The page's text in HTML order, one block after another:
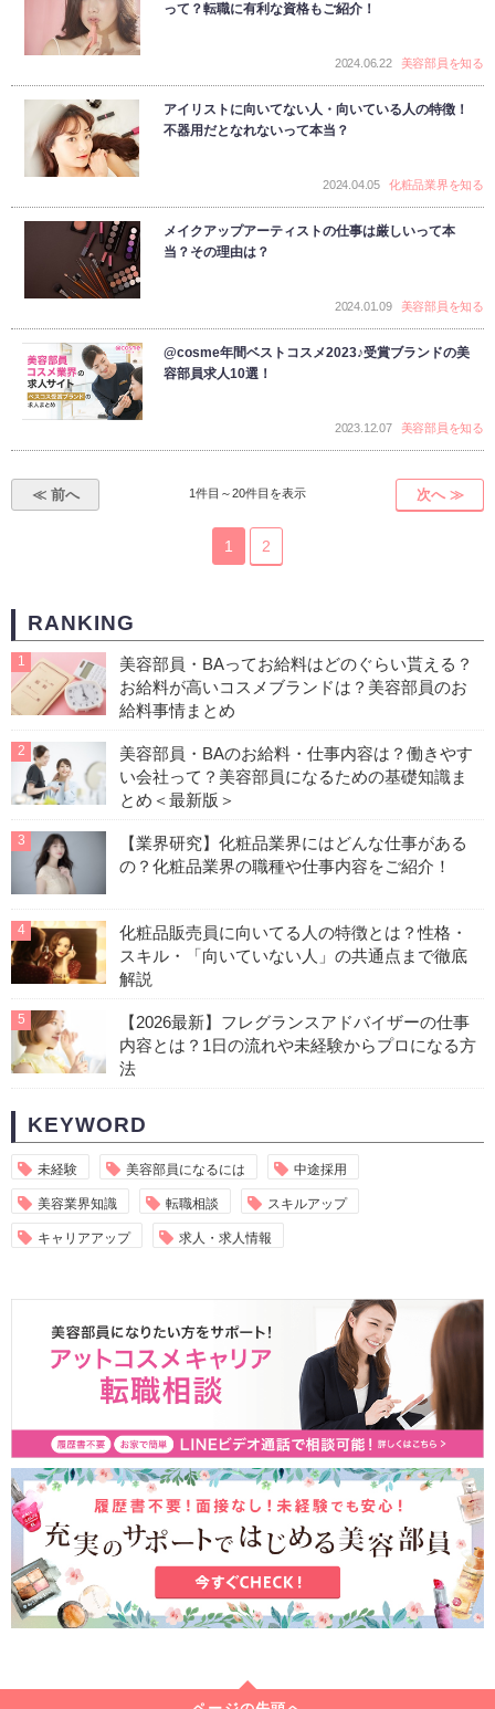
って？転職に有利な資格もご紹介！
2024.06.22 美容部員を知る
アイリストに向いてない人・向いている人の特徴！
不器用だとなれないって本当？
2024.04.05 化粧品業界を知る
メイクアップアーティストの仕事は厳しいって本
当？その理由は？
2024.01.09 美容部員を知る
@cosme年間ベストコスメ2023♪受賞ブランドの美
容部員求人10選！
2023.12.07 美容部員を知る
≪ 前へ 1件目～20件目を表示 次へ ≫
1 2
RANKING
1
美容部員・BAってお給料はどのぐらい貰える？
お給料が高いコスメブランドは？美容部員のお
給料事情まとめ
2
美容部員・BAのお給料・仕事内容は？働きやす
い会社って？美容部員になるための基礎知識ま
とめ＜最新版＞
3
【業界研究】化粧品業界にはどんな仕事がある
の？化粧品業界の職種や仕事内容をご紹介！
4
化粧品販売員に向いてる人の特徴とは？性格・
スキル・「向いていない人」の共通点まで徹底
解説
5
【2026最新】フレグランスアドバイザーの仕事
内容とは？1日の流れや未経験からプロになる方
法
KEYWORD
未経験 美容部員になるには 中途採用
美容業界知識 転職相談 スキルアップ
キャリアアップ 求人・求人情報